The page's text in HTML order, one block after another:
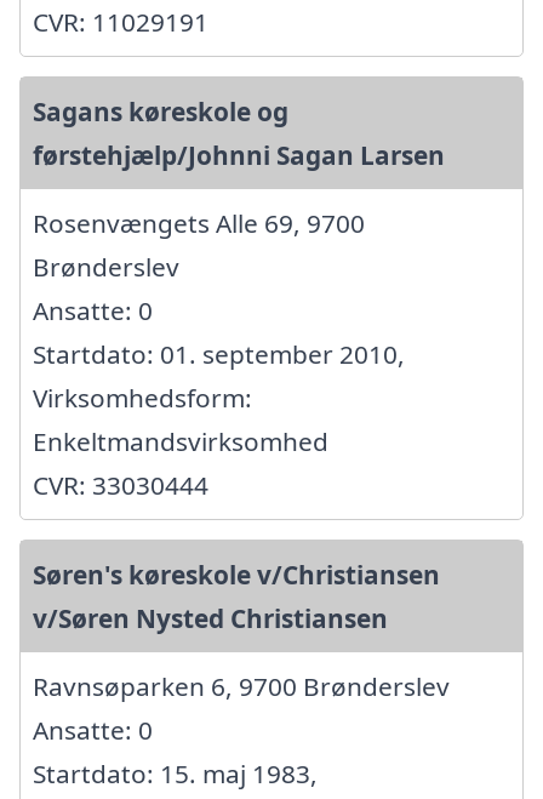
CVR: 11029191
Sagans køreskole og
førstehjælp/Johnni Sagan Larsen
Rosenvængets Alle 69, 9700
Brønderslev
Ansatte: 0
Startdato: 01. september 2010,
Virksomhedsform:
Enkeltmandsvirksomhed
CVR: 33030444
Søren's køreskole v/Christiansen
v/Søren Nysted Christiansen
Ravnsøparken 6, 9700 Brønderslev
Ansatte: 0
Startdato: 15. maj 1983,